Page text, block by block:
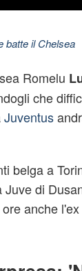
batte il Chelsea
Romelu
che
Juventus
belga a
Juve di
anche